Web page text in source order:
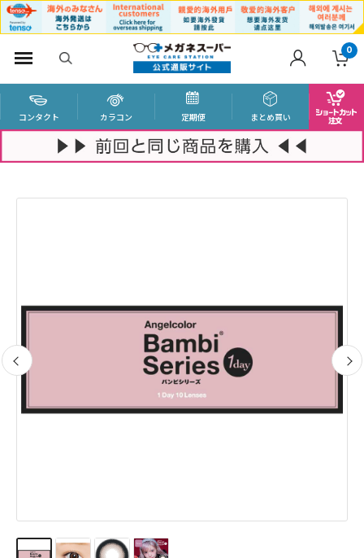
0
コンタクト カラコン 定期便 まとめ買い